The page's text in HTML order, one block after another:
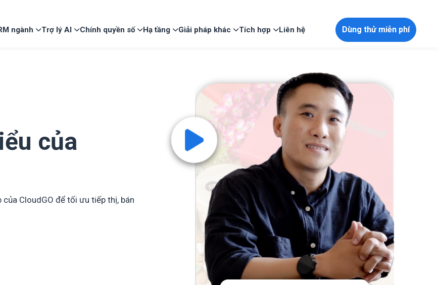
ngành Trợ lý AI Chính quyền số Hạ tầng Giải pháp khác Tích hợp Liên hệ Dùng thử miễn phí
của
CloudGO để tối ưu tiếp thị, bán